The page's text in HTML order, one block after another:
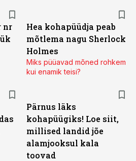
nr
Hea kohapüüdja peab
mõtlema nagu Sherlock
Holmes
Miks püüavad mõned rohkem
kui enamik teisi?
Pärnus läks
kohapüügiks! Loe siit,
millised landid jõe
alamjooksul kala
toovad